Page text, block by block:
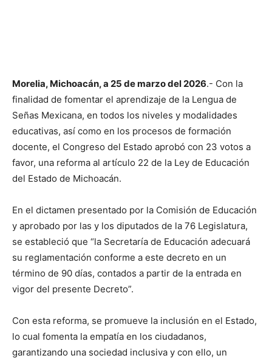
Morelia, Michoacán, a 25 de marzo del 2026.- Con la
finalidad de fomentar el aprendizaje de la Lengua de
Señas Mexicana, en todos los niveles y modalidades
educativas, así como en los procesos de formación
docente, el Congreso del Estado aprobó con 23 votos a
favor, una reforma al artículo 22 de la Ley de Educación
del Estado de Michoacán.
En el dictamen presentado por la Comisión de Educación
y aprobado por las y los diputados de la 76 Legislatura,
se estableció que “la Secretaría de Educación adecuará
su reglamentación conforme a este decreto en un
término de 90 días, contados a partir de la entrada en
vigor del presente Decreto”.
Con esta reforma, se promueve la inclusión en el Estado,
lo cual fomenta la empatía en los ciudadanos,
garantizando una sociedad inclusiva y con ello, un